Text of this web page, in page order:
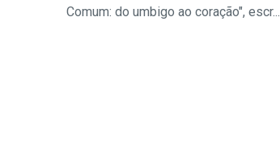
Comum: do umbigo ao coração", escr...